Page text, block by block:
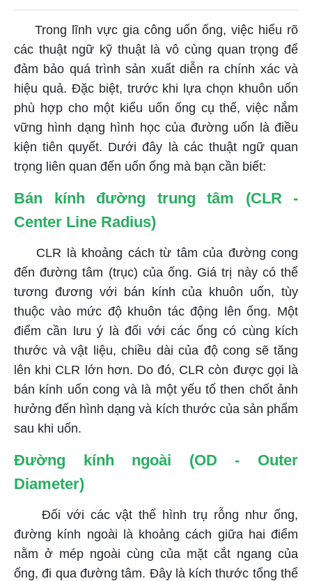
Trong lĩnh vực gia công uốn ống, việc hiểu rõ
các thuật ngữ kỹ thuật là vô cùng quan trọng để
đảm bảo quá trình sản xuất diễn ra chính xác và
hiệu quả. Đặc biệt, trước khi lựa chọn khuôn uốn
phù hợp cho một kiểu uốn ống cụ thể, việc nắm
vững hình dạng hình học của đường uốn là điều
kiện tiên quyết. Dưới đây là các thuật ngữ quan
trọng liên quan đến uốn ống mà bạn cần biết:
Bán kính đường trung tâm (CLR -
Center Line Radius)
CLR là khoảng cách từ tâm của đường cong
đến đường tâm (trục) của ống. Giá trị này có thể
tương đương với bán kính của khuôn uốn, tùy
thuộc vào mức độ khuôn tác động lên ống. Một
điểm cần lưu ý là đối với các ống có cùng kích
thước và vật liệu, chiều dài của độ cong sẽ tăng
lên khi CLR lớn hơn. Do đó, CLR còn được gọi là
bán kính uốn cong và là một yếu tố then chốt ảnh
hưởng đến hình dạng và kích thước của sản phẩm
sau khi uốn.
Đường kính ngoài (OD - Outer
Diameter)
Đối với các vật thể hình trụ rỗng như ống,
đường kính ngoài là khoảng cách giữa hai điểm
nằm ở mép ngoài cùng của mặt cắt ngang của
ống, đi qua đường tâm. Đây là kích thước tổng thể